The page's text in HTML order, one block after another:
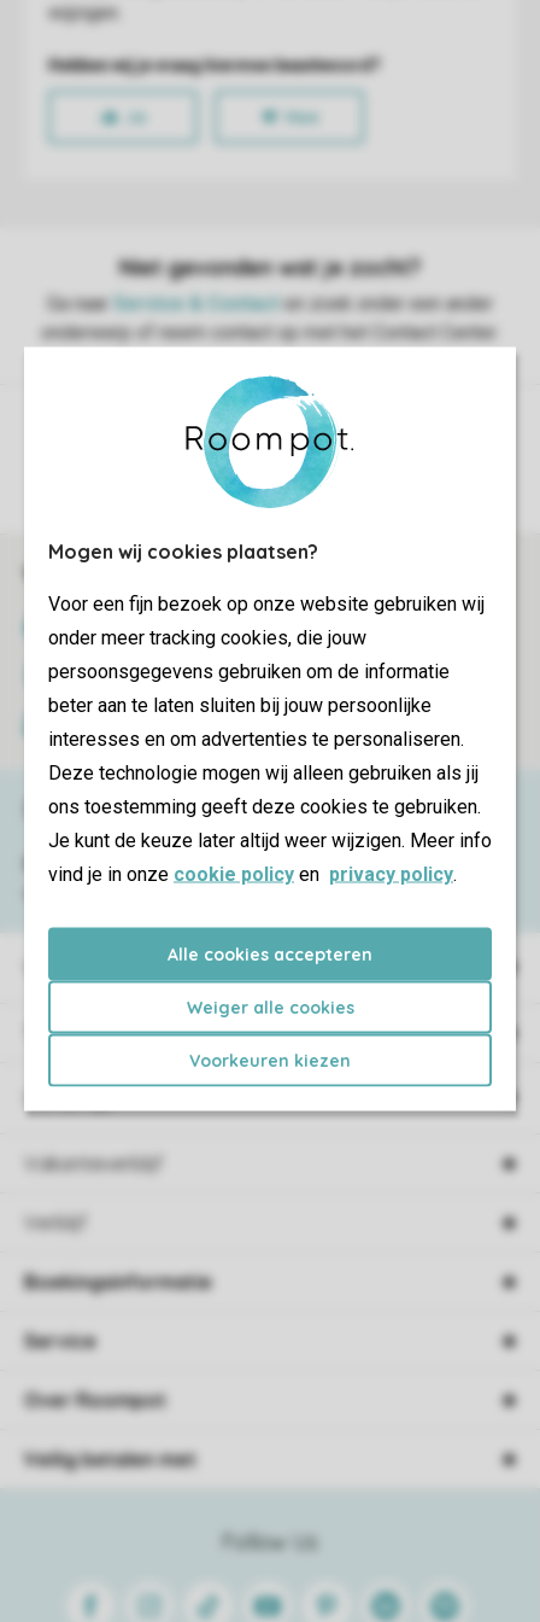
Mogen wij cookies plaatsen?
Voor een fijn bezoek op onze website gebruiken wij
onder meer tracking cookies, die jouw
persoonsgegevens gebruiken om de informatie
beter aan te laten sluiten bij jouw persoonlijke
interesses en om advertenties te personaliseren.
Deze technologie mogen wij alleen gebruiken als jij
ons toestemming geeft deze cookies te gebruiken.
Je kunt de keuze later altijd weer wijzigen. Meer info
vind je in onze cookie policy en privacy policy.
Alle cookies accepteren
Weiger alle cookies
Voorkeuren kiezen
Controle over jouw gegevens & privacy
Instellingen wijzigen
Veilige gegevensoverdracht
Type vakantie
Vakantieverblijf
Verblijf
Service & contact
Bekijk de veelgestelde vragen
of neem
Follow Us
FacebookInstagram
Tiktok Youtube PinterestLinkedinSpotify
Boekingsinformatie
Service
Over Roompot
Veilig betalen met